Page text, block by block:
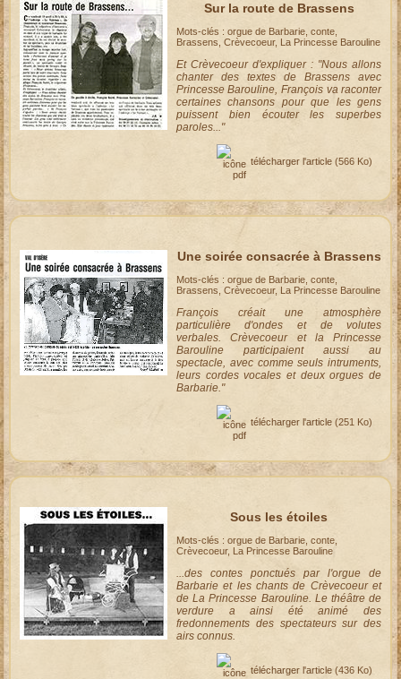
Sur la route de Brassens
Mots-clés : orgue de Barbarie, conte,
Brassens, Crèvecoeur, La Princesse Barouline
Et Crèvecoeur d'expliquer : "Nous allons
chanter des textes de Brassens avec
Princesse Barouline, François va raconter
certaines chansons pour que les gens
puissent bien écouter les superbes
paroles..."
télécharger l'article (566 Ko)
Une soirée consacrée à Brassens
Mots-clés : orgue de Barbarie, conte,
Brassens, Crèvecoeur, La Princesse Barouline
François créait une atmosphère
particulière d'ondes et de volutes
verbales. Crèvecoeur et la Princesse
Barouline participaient aussi au
spectacle, avec comme seuls intruments,
leurs cordes vocales et deux orgues de
Barbarie."
télécharger l'article (251 Ko)
Sous les étoiles
Mots-clés : orgue de Barbarie, conte,
Crèvecoeur, La Princesse Barouline
...des contes ponctués par l'orgue de
Barbarie et les chants de Crèvecoeur et
de La Princesse Barouline. Le théâtre de
verdure a ainsi été animé des
fredonnements des spectateurs sur des
airs connus.
télécharger l'article (436 Ko)